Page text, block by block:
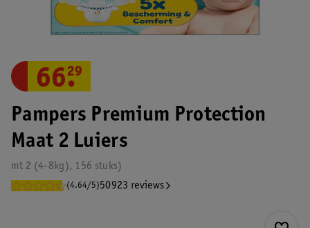
Pampers Premium Protection
Maat 2 Luiers
mt 2 (4-8kg), 156 stuks)
(4.64/5)50923 reviews
66.
29